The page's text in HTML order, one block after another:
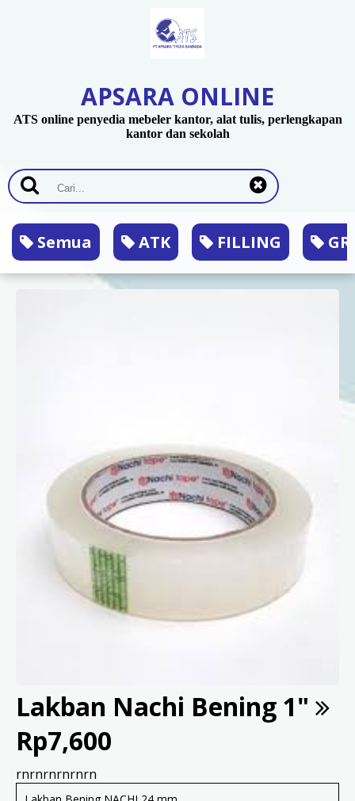
APSARA ONLINE
ATS online penyedia mebeler kantor, alat tulis, perlengkapan
kantor dan sekolah
Semua ATK FILLING
Lakban Nachi Bening 1"
Rp7,600
rnrnrnrnrnrn